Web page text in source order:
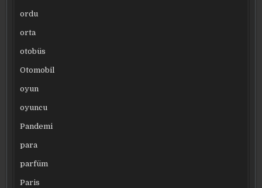
ordu
orta
otobüs
Otomobil
oyun
oyuncu
Pandemi
para
parfüm
Paris